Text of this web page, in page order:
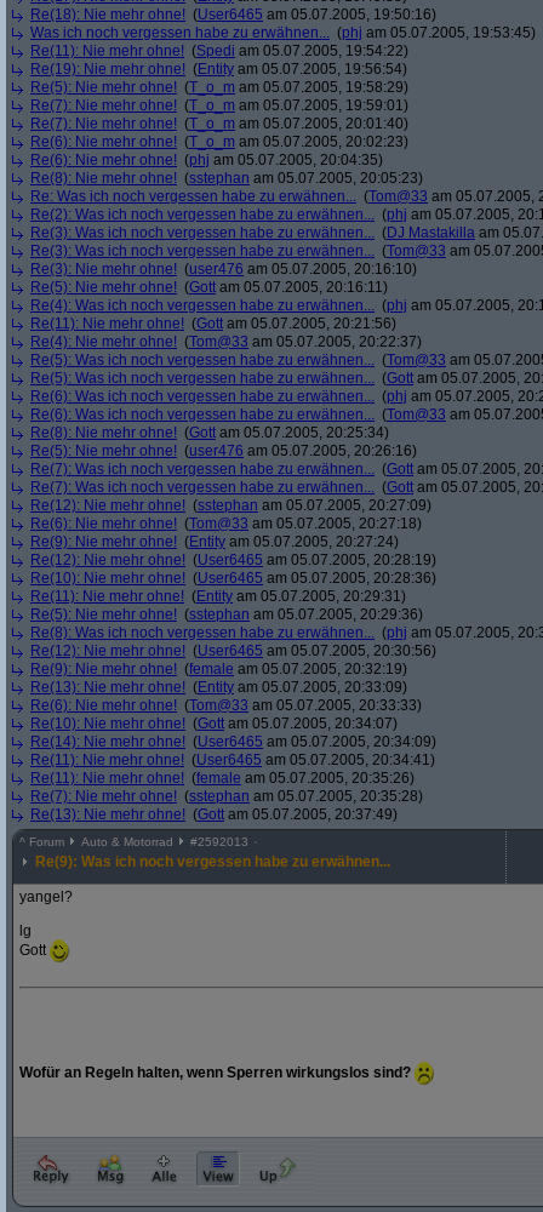
Re(18): Nie mehr ohne! (User6465 am 05.07.2005, 19:50:16)
Was ich noch vergessen habe zu erwähnen... (phj am 05.07.2005, 19:53:45)
Re(11): Nie mehr ohne! (Spedi am 05.07.2005, 19:54:22)
Re(19): Nie mehr ohne! (Entity am 05.07.2005, 19:56:54)
Re(5): Nie mehr ohne! (T_o_m am 05.07.2005, 19:58:29)
Re(7): Nie mehr ohne! (T_o_m am 05.07.2005, 19:59:01)
Re(7): Nie mehr ohne! (T_o_m am 05.07.2005, 20:01:40)
Re(6): Nie mehr ohne! (T_o_m am 05.07.2005, 20:02:23)
Re(6): Nie mehr ohne! (phj am 05.07.2005, 20:04:35)
Re(8): Nie mehr ohne! (sstephan am 05.07.2005, 20:05:23)
Re: Was ich noch vergessen habe zu erwähnen... (Tom@33 am 05.07.2005,
Re(2): Was ich noch vergessen habe zu erwähnen... (phj am 05.07.2005,
Re(3): Was ich noch vergessen habe zu erwähnen... (DJ Mastakilla am
Re(3): Was ich noch vergessen habe zu erwähnen... (Tom@33 am
Re(3): Nie mehr ohne! (user476 am 05.07.2005, 20:16:10)
Re(5): Nie mehr ohne! (Gott am 05.07.2005, 20:16:11)
Re(4): Was ich noch vergessen habe zu erwähnen... (phj am 05.07.2005,
Re(11): Nie mehr ohne! (Gott am 05.07.2005, 20:21:56)
Re(4): Nie mehr ohne! (Tom@33 am 05.07.2005, 20:22:37)
Re(5): Was ich noch vergessen habe zu erwähnen... (Tom@33 am
Re(5): Was ich noch vergessen habe zu erwähnen... (Gott am 05.07.2005,
Re(6): Was ich noch vergessen habe zu erwähnen... (phj am 05.07.2005,
Re(6): Was ich noch vergessen habe zu erwähnen... (Tom@33 am
Re(8): Nie mehr ohne! (Gott am 05.07.2005, 20:25:34)
Re(5): Nie mehr ohne! (user476 am 05.07.2005, 20:26:16)
Re(7): Was ich noch vergessen habe zu erwähnen... (Gott am 05.07.2005,
Re(7): Was ich noch vergessen habe zu erwähnen... (Gott am 05.07.2005,
Re(12): Nie mehr ohne! (sstephan am 05.07.2005, 20:27:09)
Re(6): Nie mehr ohne! (Tom@33 am 05.07.2005, 20:27:18)
Re(9): Nie mehr ohne! (Entity am 05.07.2005, 20:27:24)
Re(12): Nie mehr ohne! (User6465 am 05.07.2005, 20:28:19)
Re(10): Nie mehr ohne! (User6465 am 05.07.2005, 20:28:36)
Re(11): Nie mehr ohne! (Entity am 05.07.2005, 20:29:31)
Re(5): Nie mehr ohne! (sstephan am 05.07.2005, 20:29:36)
Re(8): Was ich noch vergessen habe zu erwähnen... (phj am 05.07.2005,
Re(12): Nie mehr ohne! (User6465 am 05.07.2005, 20:30:56)
Re(9): Nie mehr ohne! (female am 05.07.2005, 20:32:19)
Re(13): Nie mehr ohne! (Entity am 05.07.2005, 20:33:09)
Re(6): Nie mehr ohne! (Tom@33 am 05.07.2005, 20:33:33)
Re(10): Nie mehr ohne! (Gott am 05.07.2005, 20:34:07)
Re(14): Nie mehr ohne! (User6465 am 05.07.2005, 20:34:09)
Re(11): Nie mehr ohne! (User6465 am 05.07.2005, 20:34:41)
Re(11): Nie mehr ohne! (female am 05.07.2005, 20:35:26)
Re(7): Nie mehr ohne! (sstephan am 05.07.2005, 20:35:28)
Re(13): Nie mehr ohne! (Gott am 05.07.2005, 20:37:49)
^ Forum Auto & Motorrad #2592013
Re(9): Was ich noch vergessen habe zu erwähnen...
yangel?
lg
Gott
Wofür an Regeln halten, wenn Sperren wirkungslos sind?